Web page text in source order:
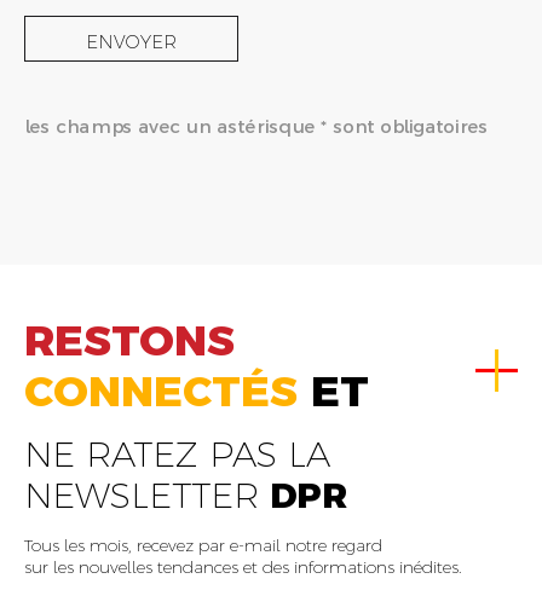
ENVOYER
les champs avec un astérisque * sont obligatoires
RESTONS
CONNECTÉS ET
NE RATEZ PAS LA
NEWSLETTER DPR
Tous les mois, recevez par e-mail notre regard
sur les nouvelles tendances et des informations inédites.